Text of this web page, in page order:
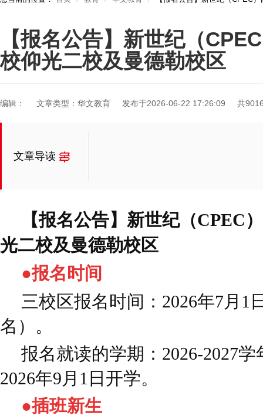
【报名公告】新世纪（
校仰光二校及曼德勒校区
编辑： 文章类型：华文教育 发布于2026-06-22 17:26:09 共
文章导读
【报名公告】新世纪（CPEC
光二校及曼德勒校区
●报名时间
三校区报名时间：2026年7月1
名）。
报名就读的学期：2026-2027
2026年9月1日开学。
●插班新生